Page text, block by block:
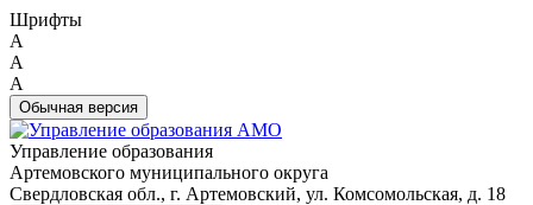
Шрифты
A
A
A
Обычная версия
Управление образования
Артемовского муниципального округа
Свердловская обл., г. Артемовский, ул. Комсомольская, д. 18